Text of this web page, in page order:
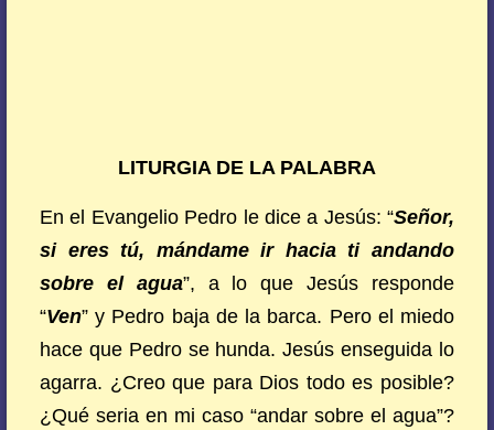
LITURGIA DE LA PALABRA
En el Evangelio Pedro le dice a Jesús: “Señor,
si eres tú, mándame ir hacia ti andando
sobre el agua”, a lo que Jesús responde
“Ven” y Pedro baja de la barca. Pero el miedo
hace que Pedro se hunda. Jesús enseguida lo
agarra. ¿Creo que para Dios todo es posible?
¿Qué seria en mi caso “andar sobre el agua”?